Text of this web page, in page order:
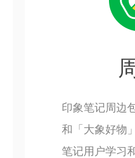
印象笔记周边
和「大象好物
笔记用户学习